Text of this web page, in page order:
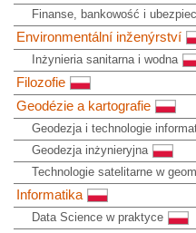
Finanse, bankowość i
Environmentální inženýrství
Inżynieria sanitarna i wodna
Filozofie
Geodézie a kartografie
Geodezja i technologie
Geodezja inżynieryjna
Technologie satelitarne w
Informatika
Data Science w praktyce